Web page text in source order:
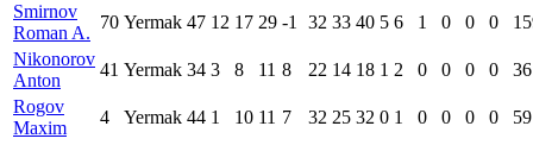
Smirnov
Roman A.
70 Yermak 47 12 17 29 -1 32 33 40 5 6 1 0 0 0
Nikonorov
Anton
41 Yermak 34 3 8 11 8 22 14 18 1 2 0 0 0 0
36
Rogov
Maxim
4 Yermak 44 1 10 11 7 32 25 32 0 1 0 0 0 0
59